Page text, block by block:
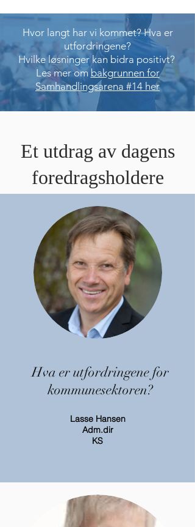
Hvor langt har vi kommet? Hva er
utfordringene?
Hvilke løsninger kan bidra positivt?
Les mer om bakgrunnen for
Samhandlingsarena #14 her
Et utdrag av dagens
foredragsholdere
Hva er utfordringene for
kommunesektoren?
Lasse Hansen
Adm.dir
KS